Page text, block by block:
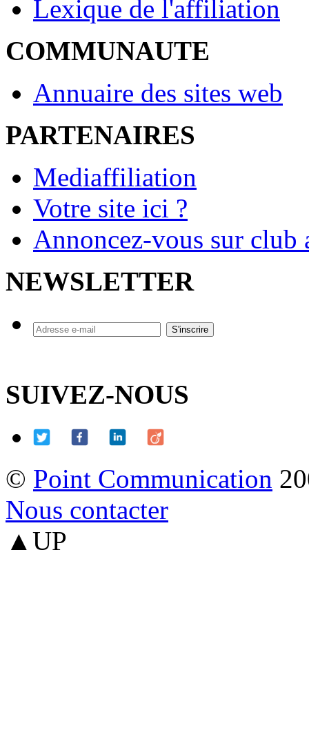
Lexique de l'affiliation
COMMUNAUTE
Annuaire des sites web
PARTENAIRES
Mediaffiliation
Votre site ici ?
Annoncez-vous sur
NEWSLETTER
SUIVEZ-NOUS
© Point Communication
Nous contacter
▲UP